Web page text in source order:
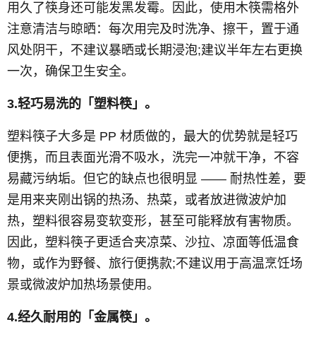
用久了筷身还可能发黑发霉。因此，使用木筷需格外
注意清洁与晾晒：每次用完及时洗净、擦干，置于通
风处阴干，不建议暴晒或长期浸泡;建议半年左右更换
一次，确保卫生安全。
3.轻巧易洗的「塑料筷」。
塑料筷子大多是 PP 材质做的，最大的优势就是轻巧
便携，而且表面光滑不吸水，洗完一冲就干净，不容
易藏污纳垢。但它的缺点也很明显 —— 耐热性差，要
是用来夹刚出锅的热汤、热菜，或者放进微波炉加
热，塑料很容易变软变形，甚至可能释放有害物质。
因此，塑料筷子更适合夹凉菜、沙拉、凉面等低温食
物，或作为野餐、旅行便携款;不建议用于高温烹饪场
景或微波炉加热场景使用。
4.经久耐用的「金属筷」。